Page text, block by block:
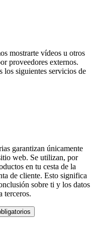
mostrarte vídeos u otros
proveedores externos.
los siguientes servicios de
garantizan únicamente
web. Se utilizan, por
en tu cesta de la
de cliente. Esto significa
sobre ti y los datos
terceros.